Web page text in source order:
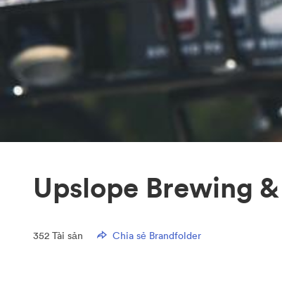
Upslope Brewing
352 Tài sản Chia sẻ Brandfolder